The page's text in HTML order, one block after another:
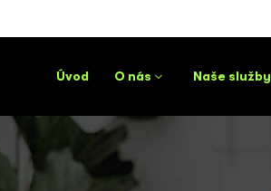
Úvod O nás Naše služby